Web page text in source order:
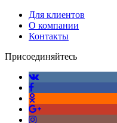
Для клиентов
О компании
Контакты
Присоединяйтесь